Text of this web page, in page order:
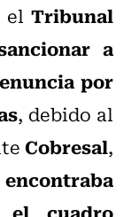
el Tribunal
a
por
, debido al
Cobresal,